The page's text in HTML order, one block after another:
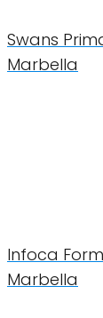
Swans
Marbella
Infoca
Marbella